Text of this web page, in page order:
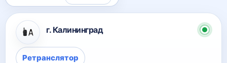
г. Калининград
Ретранслятор